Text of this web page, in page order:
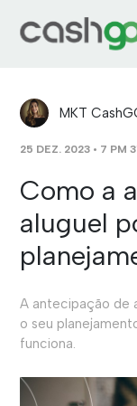
MKT
25 DEZ. 2023 • 7 PM
Como a
aluguel
A antecipação de
o seu
funciona.